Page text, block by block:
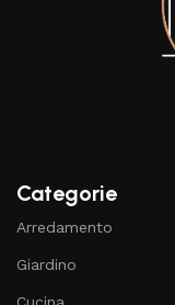
Categorie
Arredamento
Giardino